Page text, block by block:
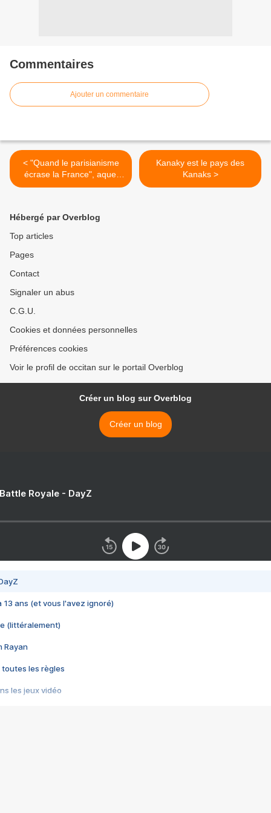
Commentaires
Ajouter un commentaire
< "Quand le parisianisme
écrase la France", aquel
libre es una vertadièra
Kanaky est le pays des
Kanaks >
Hébergé par Overblog
Top articles
Pages
Contact
Signaler un abus
C.G.U.
Cookies et données personnelles
Préférences cookies
Voir le profil de occitan sur le portail Overblog
Créer un blog sur Overblog
Créer un blog
Royale - DayZ
13 ans (et vous l'avez ignoré)
(littéralement)
Rayan
toutes les règles
les jeux vidéo